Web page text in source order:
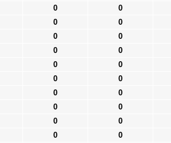
0 0
0 0
0 0
0 0
0 0
0 0
0 0
0 0
0 0
0 0